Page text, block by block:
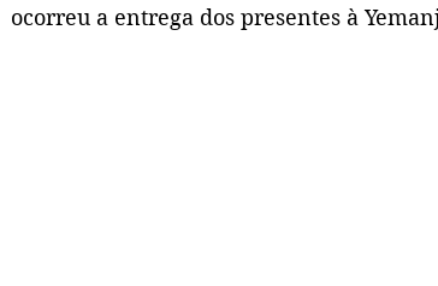
ocorreu a entrega dos presentes à